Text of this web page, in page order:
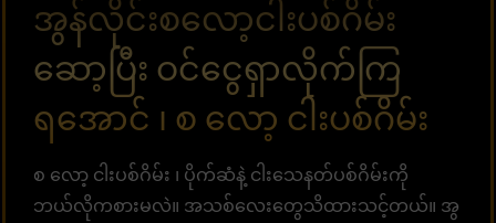
အွန်လိုင်းစလော့ငါးပစ်ဂိမ်း
ဆော့ပြီး ဝင်ငွေရှာလိုက်ကြ
ရအောင် ၊ စ လော့ ငါးပစ်ဂိမ်း
စ လော့ ငါးပစ်ဂိမ်း ၊ ပိုက်ဆံနဲ့ ငါးသေနတ်ပစ်ဂိမ်းကို
ဘယ်လိုကစားမလဲ။ အသစ်လေးတွေသိထားသင့်တယ်။ အွ